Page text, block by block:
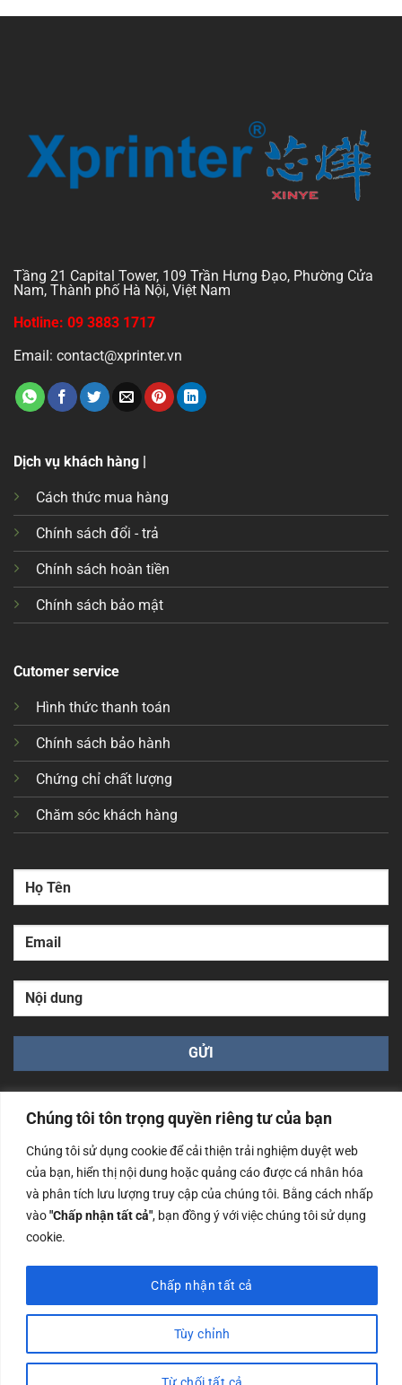
Chúng tôi tôn trọng quyền riêng tư của bạn
Chúng tôi sử dụng cookie để cải thiện trải nghiệm duyệt web
của bạn, hiển thị nội dung hoặc quảng cáo được cá nhân hóa
và phân tích lưu lượng truy cập của chúng tôi. Bằng cách nhấp
vào"Chấp nhận tất cả", bạn đồng ý với việc chúng tôi sử dụng
cookie.
Tùy chỉnh
Từ chối tất cả
Chấp nhận tất cả
Tầng 21 Capital Tower, 109 Trần Hưng Đạo, Phường Cửa
Nam, Thành phố Hà Nội, Việt Nam
Hotline: 09 3883 1717
Email: contact@xprinter.vn
Dịch vụ khách hàng |
Cách thức mua hàng
Chính sách đổi - trả
Chính sách hoàn tiền
Chính sách bảo mật
Cutomer service
Hình thức thanh toán
Chính sách bảo hành
Chứng chỉ chất lượng
Chăm sóc khách hàng
Công ty TNHH Nam Bình Xương - Số ĐKKD: 0108783483
cấp ngày 14/06/2019 bởi Sở Kế Hoạch và Đầu Tư Tp. Hà
Nội
Copyrights @2023 Nam Binh Xuong. All Rights Reserved